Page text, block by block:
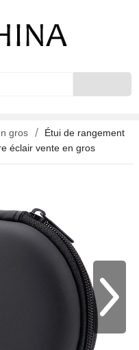
gros
Étui de rangement
éclair vente en gros